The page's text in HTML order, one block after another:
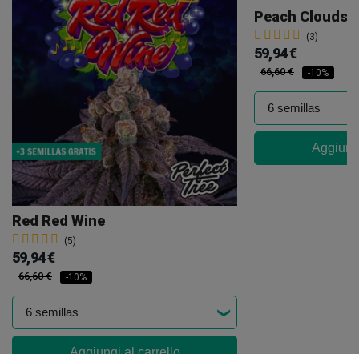
Red Red Wine
(5)
59,94 €
66,60 € -10%
Peach Clouds
(3)
59,94 €
66,60 € -10%